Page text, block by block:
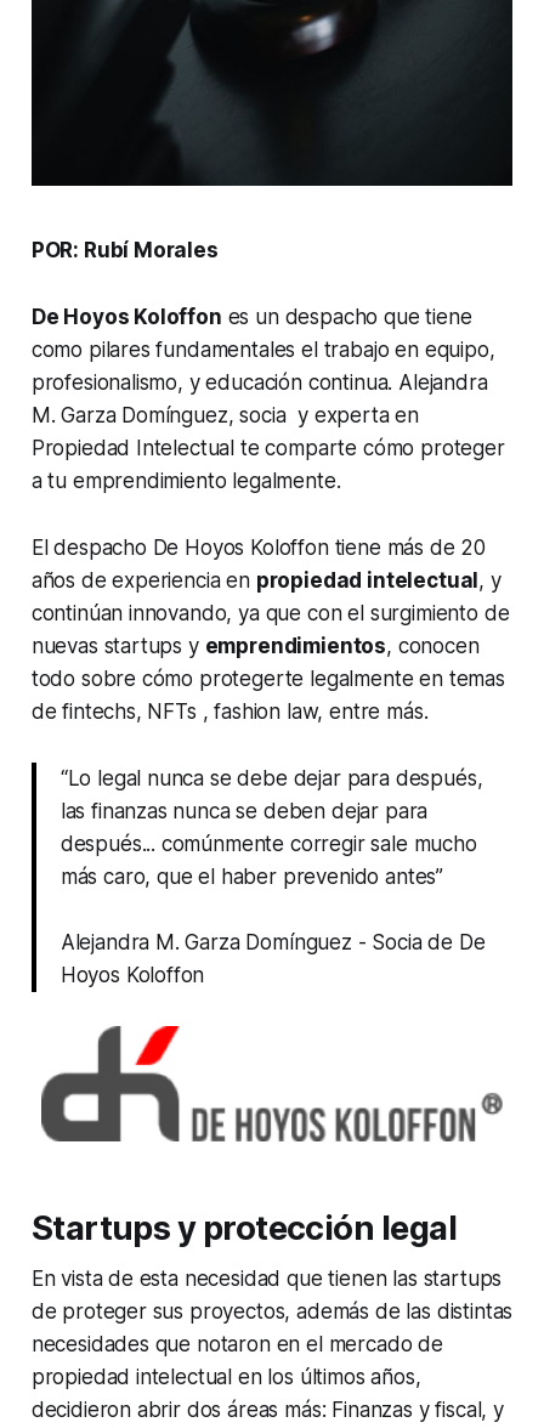
POR: Rubí Morales
De Hoyos Koloffon es un despacho que tiene
como pilares fundamentales el trabajo en equipo,
profesionalismo, y educación continua. Alejandra
M. Garza Domínguez, socia y experta en
Propiedad Intelectual te comparte cómo proteger
a tu emprendimiento legalmente.
El despacho De Hoyos Koloffon tiene más de 20
años de experiencia en propiedad intelectual , y
continúan innovando, ya que con el surgimiento de
nuevas startups y emprendimientos, conocen
todo sobre cómo protegerte legalmente en temas
de fintechs, NFTs , fashion law, entre más.
“Lo legal nunca se debe dejar para después,
las finanzas nunca se deben dejar para
después... comúnmente corregir sale mucho
más caro, que el haber prevenido antes”
Alejandra M. Garza Domínguez - Socia de De
Hoyos Koloffon
Startups y protección legal
En vista de esta necesidad que tienen las startups
de proteger sus proyectos, además de las distintas
necesidades que notaron en el mercado de
propiedad intelectual en los últimos años,
decidieron abrir dos áreas más: Finanzas y fiscal, y